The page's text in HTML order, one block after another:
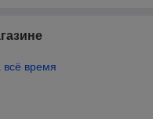
всё время